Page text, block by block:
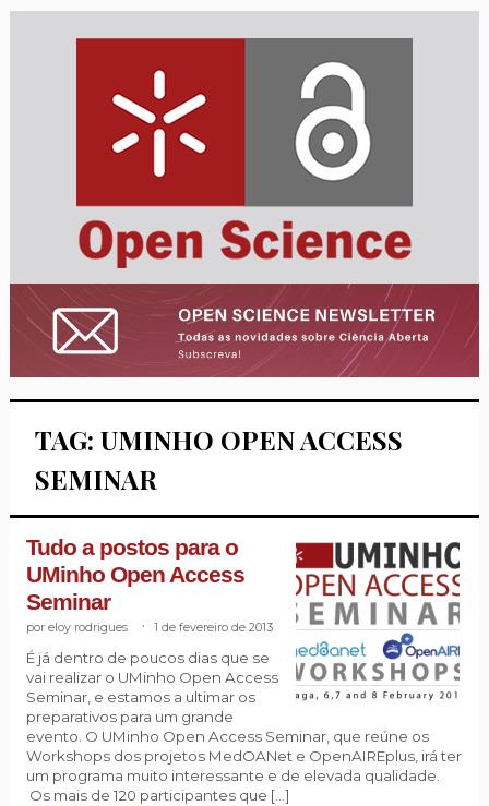
TAG: UMINHO OPEN ACCESS
SEMINAR
Tudo a postos para o
UMinho Open Access
Seminar
eloy rodrigues. 1 de fevereiro de 2013
É já dentro de poucos dias que se
vai realizar o UMinho Open Access
Seminar, e estamos a ultimar os
preparativos para um grande
evento. O UMinho Open Access Seminar, que reúne os
Workshops dos projetos MedOANet e OpenAIREplus, irá ter
um programa muito interessante e de elevada qualidade.
Os mais de 120 participantes que […]